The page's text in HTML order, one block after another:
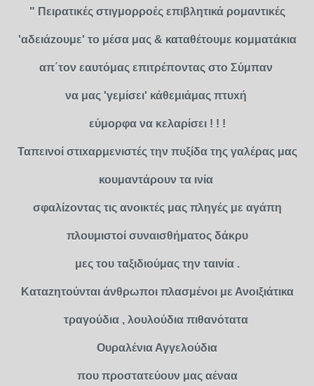
" Πειρατικές στιγμορροές επιβλητικά ρομαντικές
'αδειάzουμε' το μέσα μας & καταθέτουμε κομματάκια
απ΄τον εαυτόμας επιτρέποντας στο Σύμπαν
να μας 'γεμίσει' κάθεμιάμας πτυxή
εύμορφα να κελαρίσει ! ! !
Ταπεινοί στιxαρμενιστές την πυξίδα της γαλέρας μας
κουμαντάρουν τα ινία
σφαλίzοντας τις ανοικτές μας πληγές με αγάπη
πλουμιστοί συναισθήματος δάκρυ
μες του ταξιδιούμας την ταινία .
Καταzητούνται άνθρωποι πλασμένοι με Ανοιξιάτικα
τραγούδια , λουλούδια πιθανότατα
Ουραλένια Αγγελούδια
που προστατεύουν μας αέναα